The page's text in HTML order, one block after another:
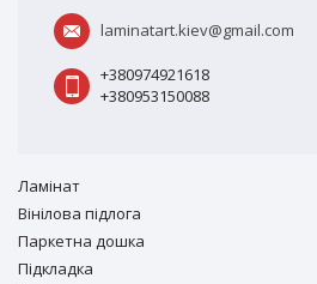
laminatart.kiev@gmail.com
+380974921618
+380953150088
Ламiнат
Вiнiлова підлога
Паркетна дошка
Підкладка